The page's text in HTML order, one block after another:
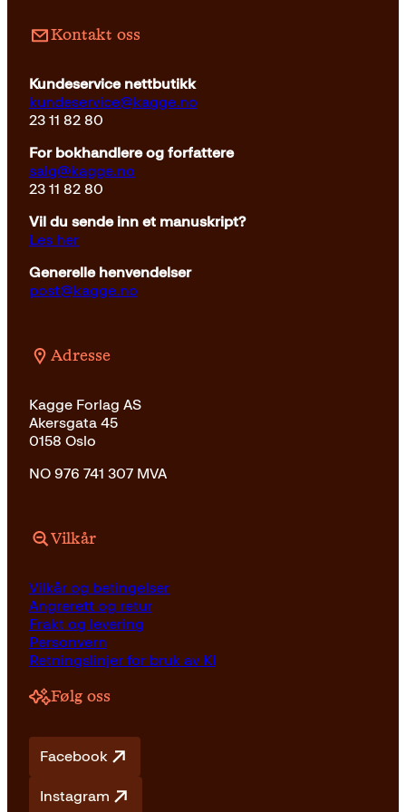
Kontakt oss
Kundeservice nettbutikk
kundeservice@kagge.no
23 11 82 80
For bokhandlere og forfattere
salg@kagge.no
23 11 82 80
Vil du sende inn et manuskript?
Les her
Generelle henvendelser
post@kagge.no
Adresse
Kagge Forlag AS
Akersgata 45
0158 Oslo
NO 976 741 307 MVA
Vilkår
Vilkår og betingelser
Angrerett og retur
Frakt og levering
Personvern
Retningslinjer for bruk av KI
Følg oss
Facebook
Instagram